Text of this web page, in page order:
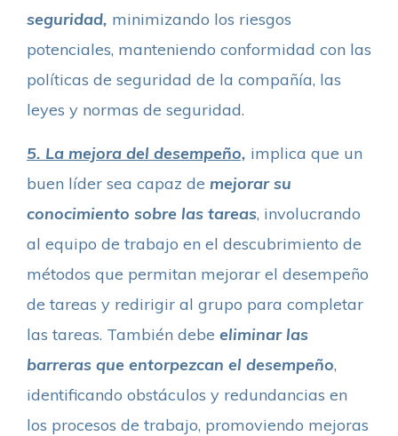
seguridad, minimizando los riesgos
potenciales, manteniendo conformidad con las
políticas de seguridad de la compañía, las
leyes y normas de seguridad.
5. La mejora del desempeño, implica que un
buen líder sea capaz de mejorar su
conocimiento sobre las tareas, involucrando
al equipo de trabajo en el descubrimiento de
métodos que permitan mejorar el desempeño
de tareas y redirigir al grupo para completar
las tareas. También debe eliminar las
barreras que entorpezcan el desempeño,
identificando obstáculos y redundancias en
los procesos de trabajo, promoviendo mejoras